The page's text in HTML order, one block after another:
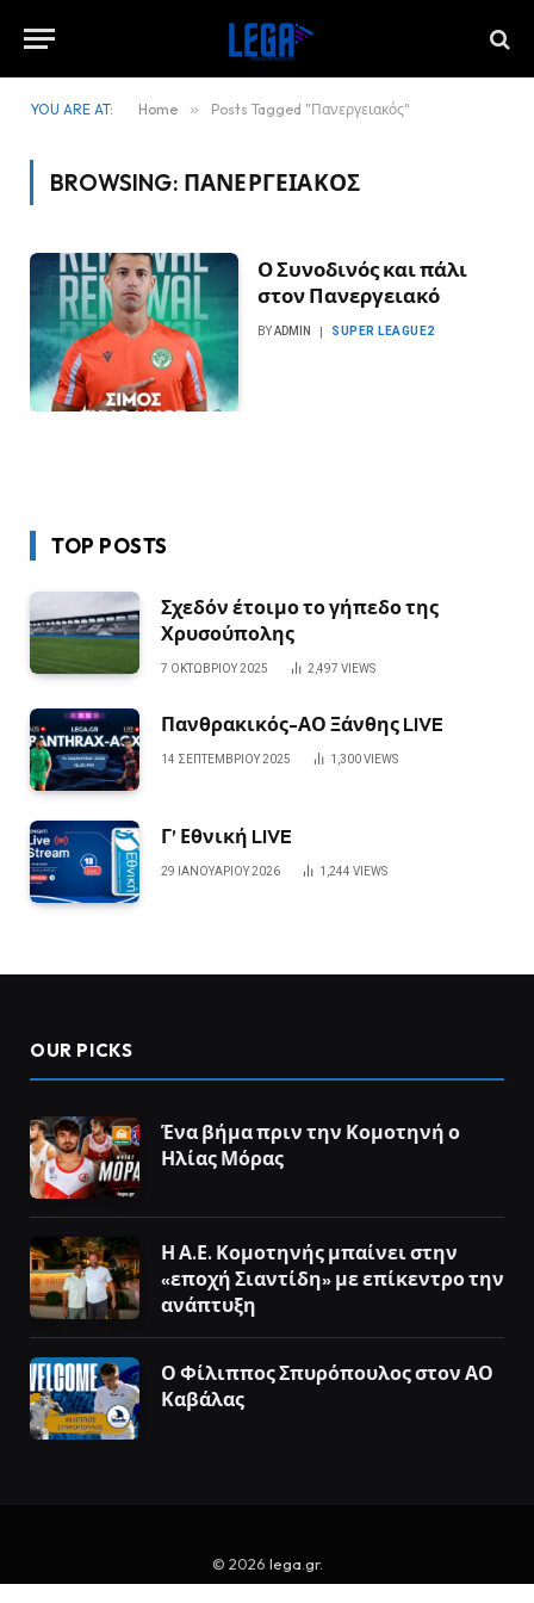
YOU ARE AT: Home » Posts Tagged "Πανεργειακός"
BROWSING: ΠΑΝΕΡΓΕΙΑΚΌΣ
Ο Συνοδινός και πάλι
στον Πανεργειακό
BYADMIN SUPER LEAGUE2
TOP POSTS
Σχεδόν έτοιμο το γήπεδο της
Χρυσούπολης
7 ΟΚΤΩΒΡΊΟΥ 2025 2,497 VIEWS
Πανθρακικός-ΑΟ Ξάνθης LIVE
14 ΣΕΠΤΕΜΒΡΊΟΥ 2025 1,300VIEWS
Γ’ Εθνική LIVE
29 ΙΑΝΟΥΑΡΊΟΥ 2026 1,244 VIEWS
OUR PICKS
Ένα βήμα πριν την Κομοτηνή ο
Ηλίας Μόρας
Η Α.Ε. Κομοτηνής μπαίνει στην
«εποχή Σιαντίδη» με επίκεντρο την
ανάπτυξη
Ο Φίλιππος Σπυρόπουλος στον ΑΟ
Καβάλας
© 2026 lega.gr.